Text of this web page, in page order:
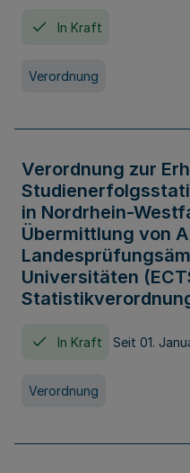
In Kraft
Verordnung
Verordnung zur
in Nordrhein-
Übermittlung von
Universitäten
In Kraft Seit 01.
Verordnung